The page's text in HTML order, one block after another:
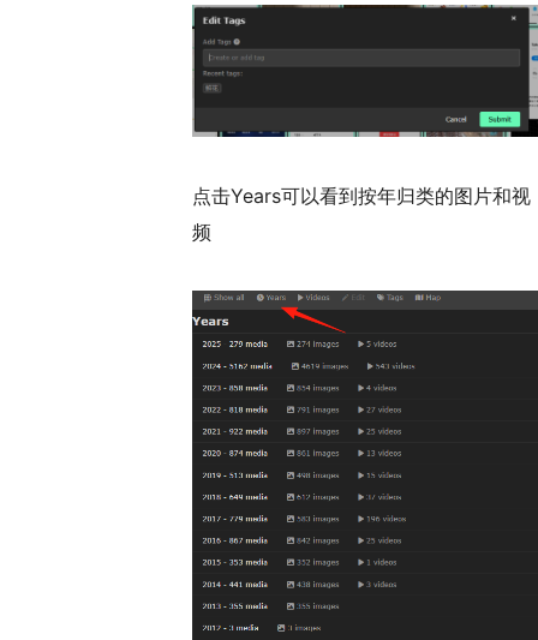
点击Years可以看到按年归类的图片和视
频